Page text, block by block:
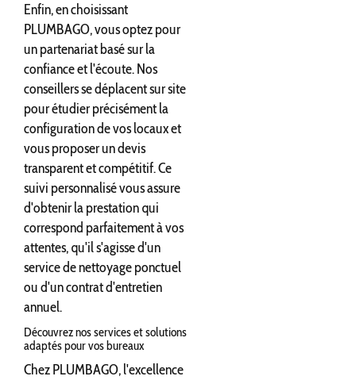
Enfin, en choisissant
PLUMBAGO, vous optez pour
un partenariat basé sur la
confiance et l'écoute. Nos
conseillers se déplacent sur site
pour étudier précisément la
configuration de vos locaux et
vous proposer un devis
transparent et compétitif. Ce
suivi personnalisé vous assure
d'obtenir la prestation qui
correspond parfaitement à vos
attentes, qu'il s'agisse d'un
service de nettoyage ponctuel
ou d'un contrat d'entretien
annuel.
Découvrez nos services et solutions
adaptés pour vos bureaux
Chez PLUMBAGO, l'excellence